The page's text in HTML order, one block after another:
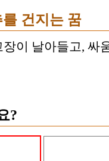
건지는 꿈
이 날아들고, 싸
?